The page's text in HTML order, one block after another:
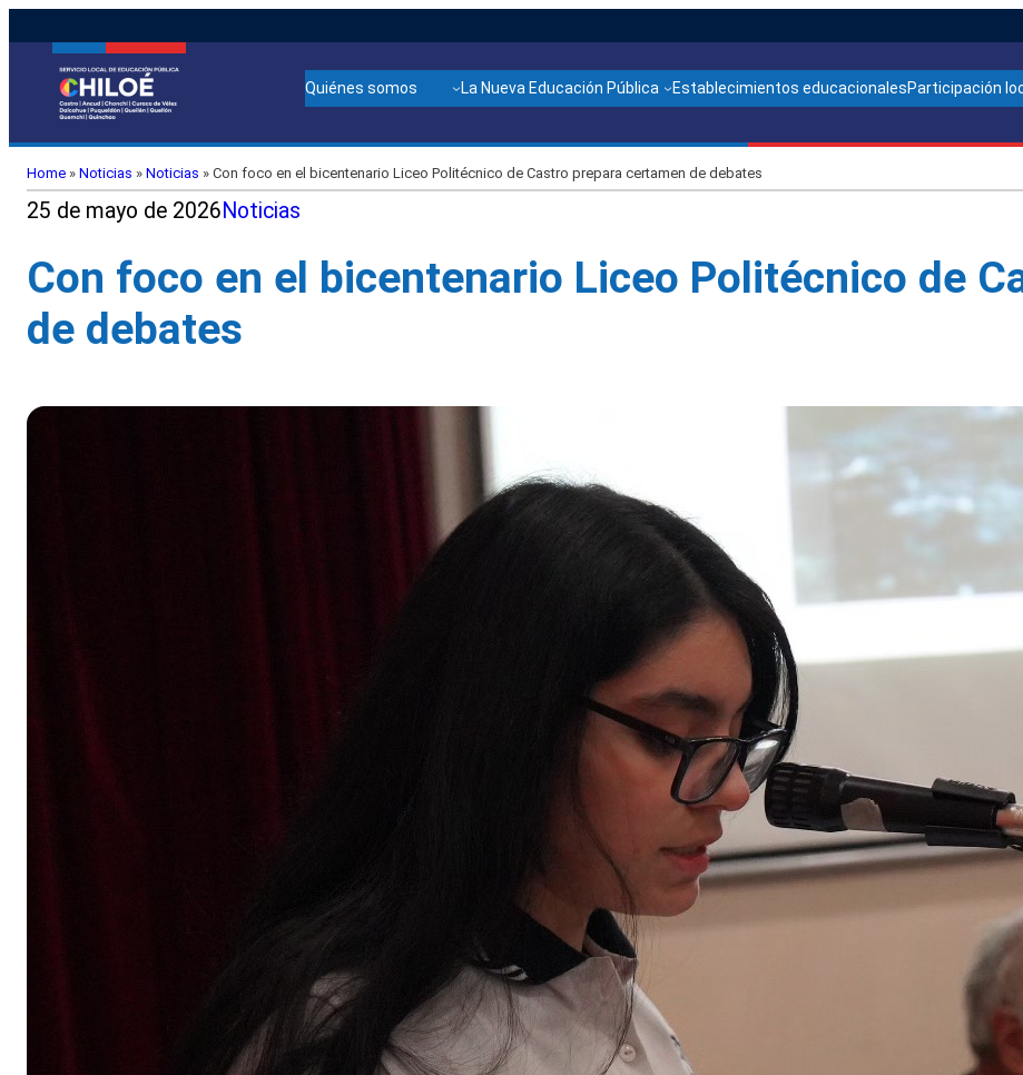
Quiénes somos La Nueva Educación Pública Establecimientos educacionalesParticipación
Home » Noticias » Noticias » Con foco en el bicentenario Liceo Politécnico de Castro prepara certamen de debates
25 de mayo de 2026Noticias
Con foco en el bicentenario Liceo Politécnico de
de debates